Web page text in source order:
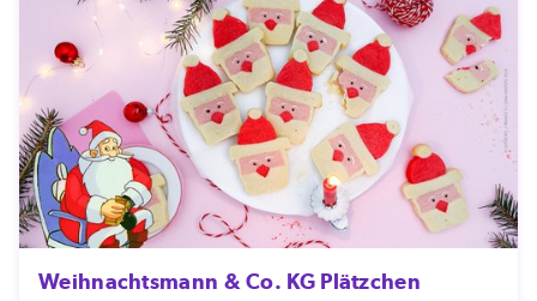
Weihnachtsmann & Co. KG Plätzchen